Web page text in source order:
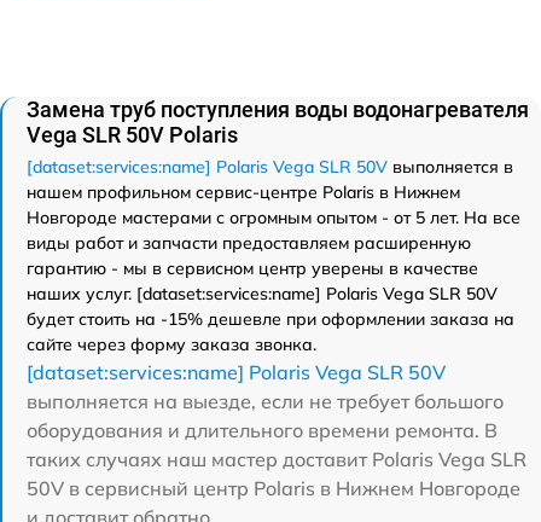
Замена труб поступления воды водонагревателя
Vega SLR 50V Polaris
[dataset:services:name] Polaris Vega SLR 50V выполняется в
нашем профильном сервис-центре Polaris в Нижнем
Новгороде мастерами с огромным опытом - от 5 лет. На все
виды работ и запчасти предоставляем расширенную
гарантию - мы в сервисном центр уверены в качестве
наших услуг. [dataset:services:name] Polaris Vega SLR 50V
будет стоить на -15% дешевле при оформлении заказа на
сайте через форму заказа звонка.
[dataset:services:name] Polaris Vega SLR 50V
выполняется на выезде, если не требует большого
оборудования и длительного времени ремонта. В
таких случаях наш мастер доставит Polaris Vega SLR
50V в сервисный центр Polaris в Нижнем Новгороде
и доставит обратно.